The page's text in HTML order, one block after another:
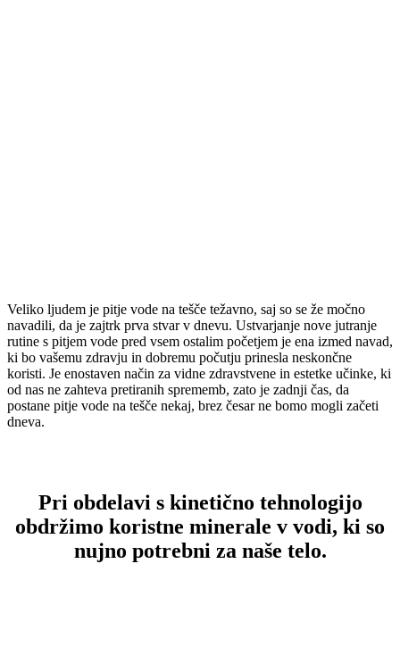
Veliko ljudem je pitje vode na tešče težavno, saj so se že močno
navadili, da je zajtrk prva stvar v dnevu. Ustvarjanje nove jutranje
rutine s pitjem vode pred vsem ostalim početjem je ena izmed navad,
ki bo vašemu zdravju in dobremu počutju prinesla neskončne
koristi. Je enostaven način za vidne zdravstvene in estetke učinke, ki
od nas ne zahteva pretiranih sprememb, zato je zadnji čas, da
postane pitje vode na tešče nekaj, brez česar ne bomo mogli začeti
dneva.
Pri obdelavi s kinetično tehnologijo
obdržimo koristne minerale v vodi, ki so
nujno potrebni za naše telo.